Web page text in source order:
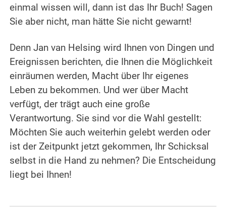
einmal wissen will, dann ist das Ihr Buch! Sagen
Sie aber nicht, man hätte Sie nicht gewarnt!
Denn Jan van Helsing wird Ihnen von Dingen und
Ereignissen berichten, die Ihnen die Möglichkeit
einräumen werden, Macht über Ihr eigenes
Leben zu bekommen. Und wer über Macht
verfügt, der trägt auch eine große
Verantwortung. Sie sind vor die Wahl gestellt:
Möchten Sie auch weiterhin gelebt werden oder
ist der Zeitpunkt jetzt gekommen, Ihr Schicksal
selbst in die Hand zu nehmen? Die Entscheidung
liegt bei Ihnen!